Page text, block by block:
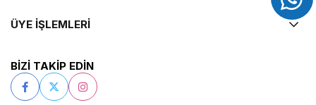
ÜYE İŞLEMLERİ
BİZİ TAKİP EDİN